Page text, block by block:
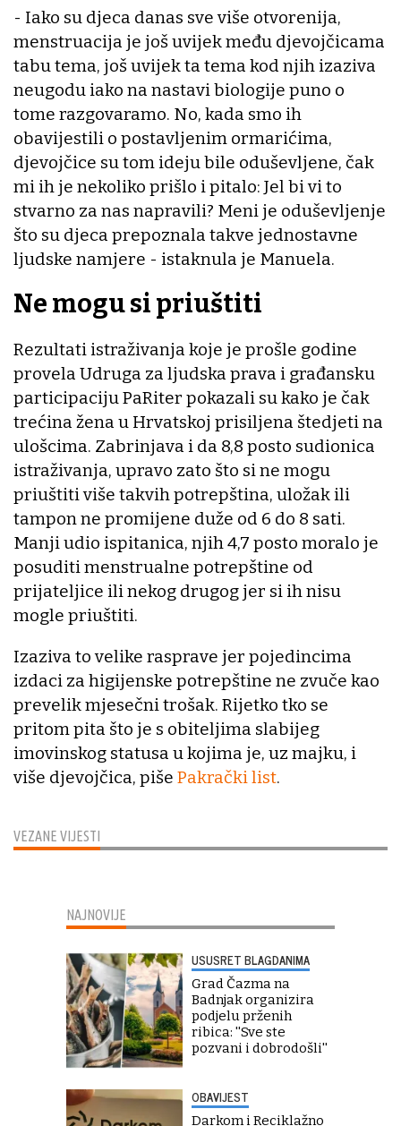
VEZANE VIJESTI
- Iako su djeca danas sve više otvorenija,
menstruacija je još uvijek među djevojčicama
tabu tema, još uvijek ta tema kod njih izaziva
neugodu iako na nastavi biologije puno o
tome razgovaramo. No, kada smo ih
obavijestili o postavljenim ormarićima,
djevojčice su tom ideju bile oduševljene, čak
mi ih je nekoliko prišlo i pitalo: Jel bi vi to
stvarno za nas napravili? Meni je oduševljenje
što su djeca prepoznala takve jednostavne
ljudske namjere - istaknula je Manuela.
Ne mogu si priuštiti
Rezultati istraživanja koje je prošle godine
provela Udruga za ljudska prava i građansku
participaciju PaRiter pokazali su kako je čak
trećina žena u Hrvatskoj prisiljena štedjeti na
ulošcima. Zabrinjava i da 8,8 posto sudionica
istraživanja, upravo zato što si ne mogu
priuštiti više takvih potrepština, uložak ili
tampon ne promijene duže od 6 do 8 sati.
Manji udio ispitanica, njih 4,7 posto moralo je
posuditi menstrualne potrepštine od
prijateljice ili nekog drugog jer si ih nisu
mogle priuštiti.
Izaziva to velike rasprave jer pojedincima
izdaci za higijenske potrepštine ne zvuče kao
prevelik mjesečni trošak. Rijetko tko se
pritom pita što je s obiteljima slabijeg
imovinskog statusa u kojima je, uz majku, i
više djevojčica, piše Pakrački list.
NAJNOVIJE
USUSRET BLAGDANIMA
Grad Čazma na
Badnjak organizira
podjelu prženih
ribica: ''Sve ste
pozvani i dobrodošli''
OBAVIJEST
Darkom i Reciklažno